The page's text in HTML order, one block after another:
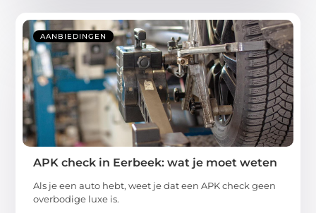
AANBIEDINGEN
APK check in Eerbeek: wat je moet weten
Als je een auto hebt, weet je dat een APK check geen
overbodige luxe is.